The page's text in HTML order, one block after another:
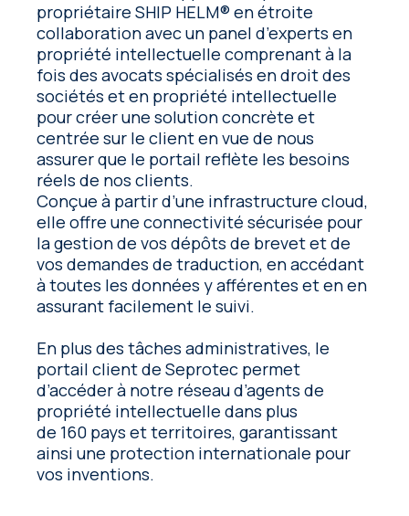
propriétaire SHIP HELM® en étroite
collaboration avec un panel d’experts en
propriété intellectuelle comprenant à la
fois des avocats spécialisés en droit des
sociétés et en propriété intellectuelle
pour créer une solution concrète et
centrée sur le client en vue de nous
assurer que le portail reflète les besoins
réels de nos clients.
Conçue à partir d’une infrastructure cloud,
elle offre une connectivité sécurisée pour
la gestion de vos dépôts de brevet et de
vos demandes de traduction, en accédant
à toutes les données y afférentes et en en
assurant facilement le suivi.
En plus des tâches administratives, le
portail client de Seprotec permet
d’accéder à notre réseau d’agents de
propriété intellectuelle dans plus
de 160 pays et territoires, garantissant
ainsi une protection internationale pour
vos inventions.